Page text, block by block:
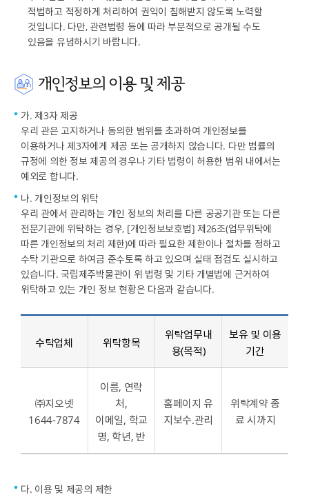
적법하고 적정하게 처리하여 권익이 침해받지 않도록 노력할
것입니다. 다만, 관련법령 등에 따라 부분적으로 공개될 수도
있음을 유념하시기 바랍니다.
개인정보의 이용 및 제공
가. 제3자 제공
우리 관은 고지하거나 동의한 범위를 초과하여 개인정보를
이용하거나 제3자에게 제공 또는 공개하지 않습니다. 다만 법률의
규정에 의한 정보 제공의 경우나 기타 법령이 허용한 범위 내에서는
예외로 합니다.
나. 개인정보의 위탁
우리 관에서 관리하는 개인 정보의 처리를 다른 공공기관 또는 다른
전문기관에 위탁하는 경우, [개인정보보호법] 제26조(업무위탁에
따른 개인정보의 처리 제한)에 따라 필요한 제한이나 절차를 정하고
수탁 기관으로 하여금 준수토록 하고 있으며 실태 점검도 실시하고
있습니다. 국립제주박물관이 위 법령 및 기타 개별법에 근거하여
위탁하고 있는 개인 정보 현황은 다음과 같습니다.
수탁업체 위탁항목
위탁업무내
용(목적)
보유 및 이용
기간
㈜지오넷
1644-7874
이름, 연락
처,
이메일, 학교
명, 학년, 반
홈페이지 유
지보수․관리
위탁계약 종
료 시까지
다. 이용 및 제공의 제한